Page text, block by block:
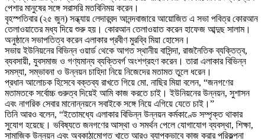
পেশার মানুষের সঙ্গে সরাসরি মতবিনিময় করেন।
বৃহস্পতিবার (২৫ জুন) সন্ধ্যায় লেদারবন্দ আনন্দবাজারে আয়োজিত এ সভা পবিত্র কোরআন
তেলাওয়াতের মধ্য দিয়ে শুরু হয়। কোরআন তেলাওয়াত করেন হাফেজ আব্দুছ সালাম।
অনুষ্ঠানে সভাপতিত্ব করেন এলাকার প্রবীণ মুরব্বি মিয়া হোসেন।
সভায় ইউনিয়নের বিভিন্ন ওয়ার্ড থেকে আগত স্থানীয় বাসিন্দা, রাজনৈতিক ব্যক্তিত্ব,
ব্যবসায়ী, যুবসমাজ ও গণ্যমান্য ব্যক্তিবর্গ অংশগ্রহণ করেন। তারা এলাকার বিভিন্ন
সমস্যা, সম্ভাবনা ও উন্নয়ন চাহিদা নিয়ে নিজেদের মতামত তুলে ধরেন।
প্রধান আলোচক হিসেবে বক্তব্য রাখতে গিয়ে মো. নাছির মিয়া বলেন, “জনগণের
মতামতকে সর্বোচ্চ গুরুত্ব দিয়েই আমি কাজ করতে চাই। ইউনিয়নের উন্নয়ন, সুশাসন
এবং নাগরিক সেবার মানোন্নয়নে সবাইকে সঙ্গে নিয়ে এগিয়ে যেতে চাই।”
তিনি আরও বলেন, “ইতোমধ্যে এলাকার বিভিন্ন উন্নয়ন কর্মকাণ্ডে সম্পৃক্ত থাকার
সুযোগ হয়েছে। ভবিষ্যতে জনগণের আস্থা ও সমর্থন পেলে যোগাযোগ ব্যবস্থা, শিক্ষা,
সামাজিক উন্নয়ন এবং অবকাঠামোগত খাতে আরও ব্যাপকভাবে কাজ করার পরিকল্পনা